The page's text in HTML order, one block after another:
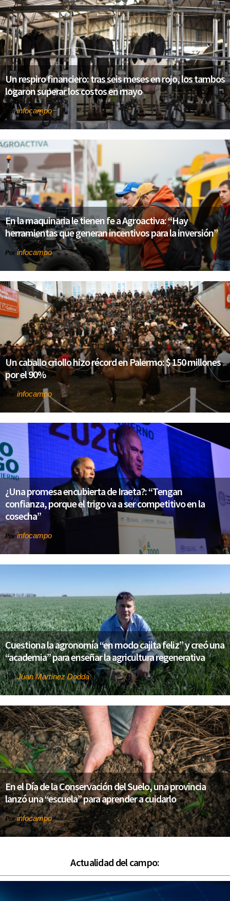
Un respiro financiero: tras seis meses en rojo, los tambos
logaron superar los costos en mayo
Porinfocampo
En la maquinaria le tienen fe a Agroactiva: “Hay
herramientas que generan incentivos para la inversión”
Por infocampo
Un caballo criollo hizo récord en Palermo: $ 150 millones
por el 90%
Por infocampo
¿Una promesa encubierta de Iraeta?: “Tengan
confianza, porque el trigo va a ser competitivo en la
cosecha”
Porinfocampo
Cuestiona la agronomía “en modo cajita feliz” y creó una
“academia” para enseñar la agricultura regenerativa
PorJuan Martínez Dodda
En el Día de la Conservación del Suelo, una provincia
lanzó una “escuela” para aprender a cuidarlo
Por infocampo
Actualidad del campo: